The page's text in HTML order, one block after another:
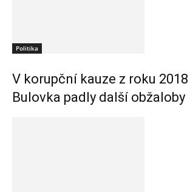
Politika
V korupční kauze z roku 2018
Bulovka padly další obžaloby